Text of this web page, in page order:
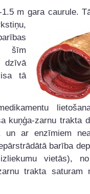
m gara caurule.
šīm
tā
kuņģa-zarnu trakta
un ar enzīmiem
barība
vietās),
trakta saturam